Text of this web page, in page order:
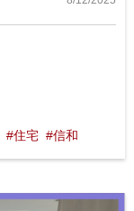
#住宅 #信和